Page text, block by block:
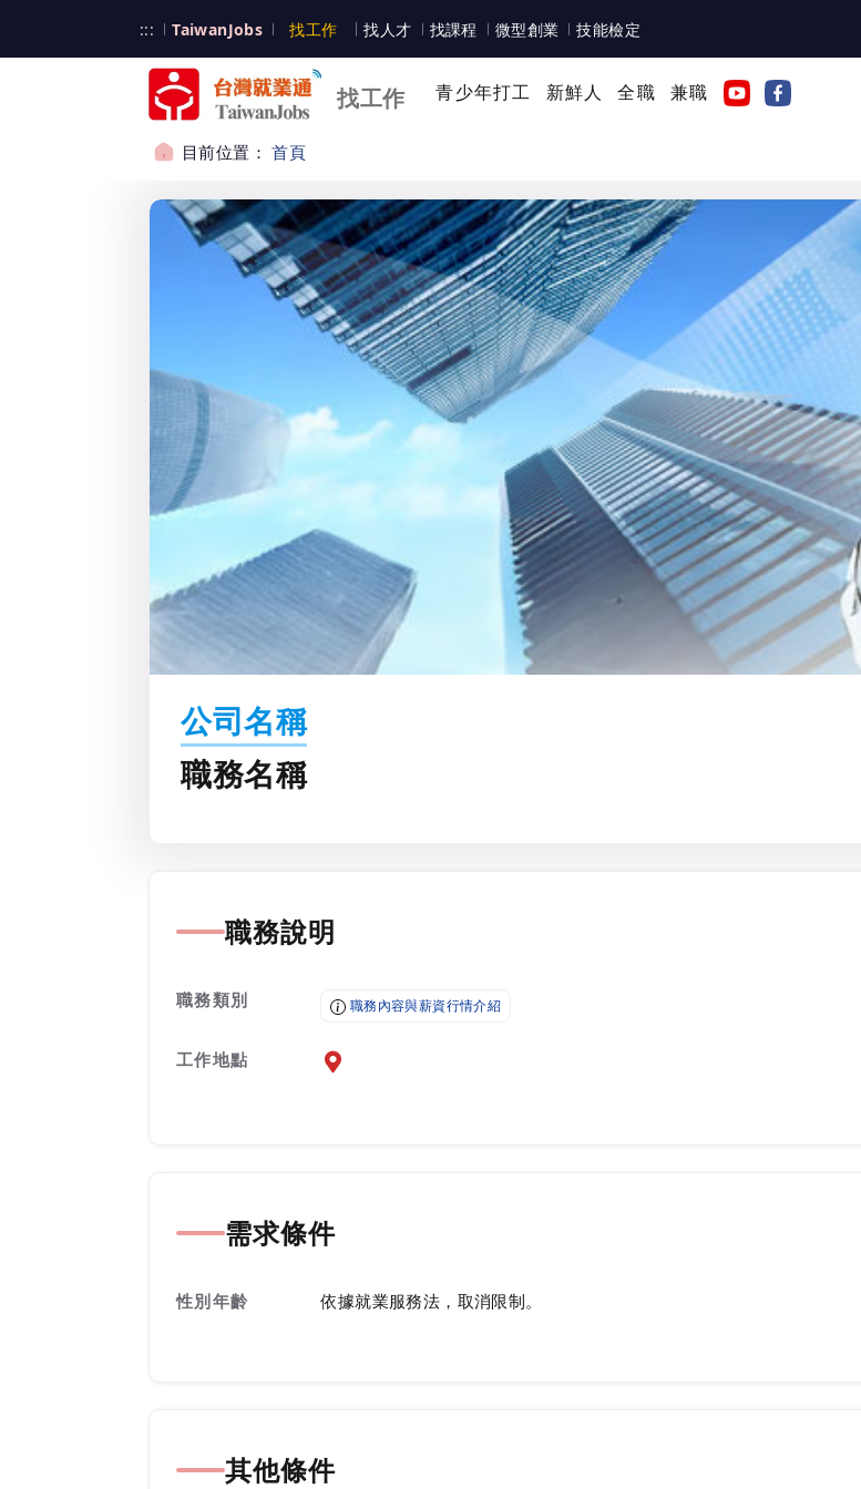
::: TaiwanJobs 台灣就業通
找工作 台灣就業通
找人才 找課程 微型創業 技能檢定
找工作 青少年打工 新鮮人 全職 兼職
目前位置：首頁
公司名稱
職務名稱
職務說明
職務類別 職務內容與薪資行情介紹
工作地點 前往查看地圖
需求條件
性別年齡 依據就業服務法，取消限制。
其他條件